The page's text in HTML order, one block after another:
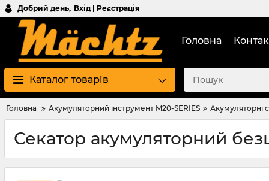
Добрий день, Вхід | Реєстрація
Головна
Каталог товарів
Головна Акумуляторний інструмент M20-SERIES Акумуляторні
Секатор акумуляторний